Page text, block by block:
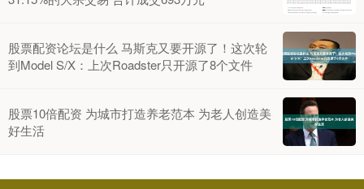
股票配资论坛是什么 马斯克又要开源了！这次轮
到Model S/X：上次Roadster只开源了8个文件
股票10倍配资 为城市打造养老范本 为老人创造美
好生活